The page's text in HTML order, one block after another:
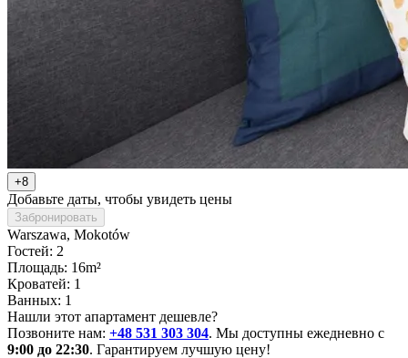
+8
Добавьте даты, чтобы увидеть цены
Забронировать
Warszawa, Mokotów
Гостей: 2
Площадь: 16m²
Кроватей: 1
Ванных: 1
Нашли этот апартамент дешевле?
Позвоните нам: +48 531 303 304. Мы доступны ежедневно с
9:00 до 22:30. Гарантируем лучшую цену!